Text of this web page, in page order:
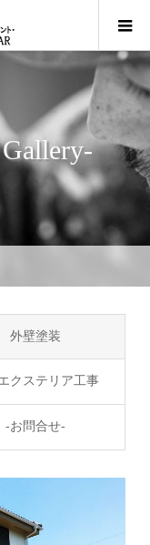
外壁塗装
クステリア工事
-お問合せ-